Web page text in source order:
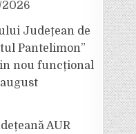
2026
Județean de
Pantelimon”
nou funcțional
AUR